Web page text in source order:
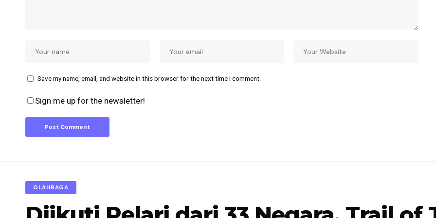
Save my name, email, and website in this browser for the next time I comment.
Sign me up for the newsletter!
OLAHRAGA